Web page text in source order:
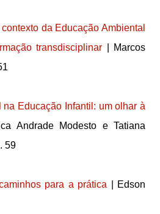
da Educação Ambiental
transdisciplinar | Marcos
Educação Infantil: um olhar à
Andrade Modesto e Tatiana
59
para a prática | Edson